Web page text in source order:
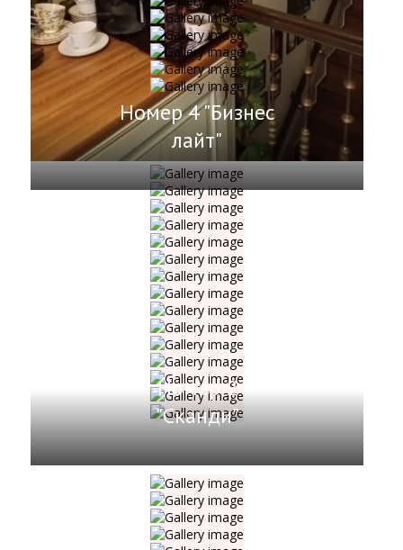
Номер 4 "Бизнес
лайт"
Номер 2
"Сканди"